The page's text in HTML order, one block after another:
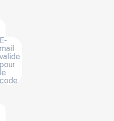
E-
mail
valide
pour
le
code